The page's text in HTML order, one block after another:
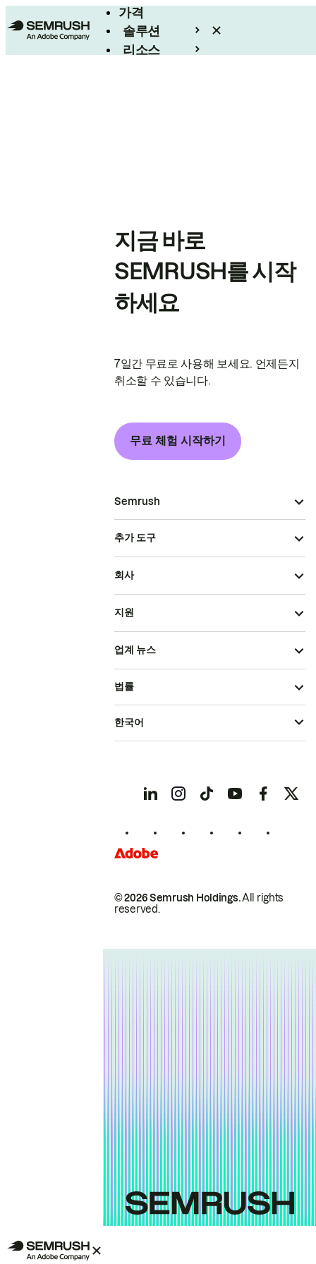
가격
솔루션
리소스
지금 바로
SEMRUSH를 시작
하세요
7일간 무료로 사용해 보세요. 언제든지
취소할 수 있습니다.
무료 체험 시작하기
Semrush
추가 도구
회사
지원
업계 뉴스
© 2026 Semrush Holdings.All rights
reserved.
법률
한국어